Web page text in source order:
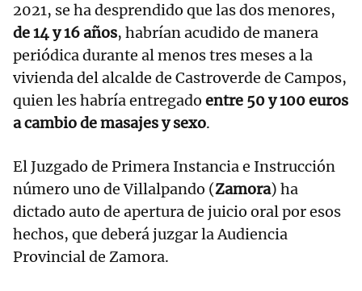
2021, se ha desprendido que las dos menores,
de 14 y 16 años, habrían acudido de manera
periódica durante al menos tres meses a la
vivienda del alcalde de Castroverde de Campos,
quien les habría entregado entre 50 y 100 euros
a cambio de masajes y sexo.
El Juzgado de Primera Instancia e Instrucción
número uno de Villalpando (Zamora) ha
dictado auto de apertura de juicio oral por esos
hechos, que deberá juzgar la Audiencia
Provincial de Zamora.